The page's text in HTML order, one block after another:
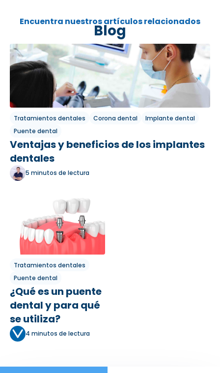
Encuentra nuestros artículos relacionados
Blog
Tratamientos dentales Corona dental
Implante dental
Puente dental
Ventajas y beneficios de los implantes
dentales
5 minutos de lectura
Tratamientos dentales
Puente dental
¿Qué es un puente
dental y para qué
se utiliza?
4 minutos de lectura